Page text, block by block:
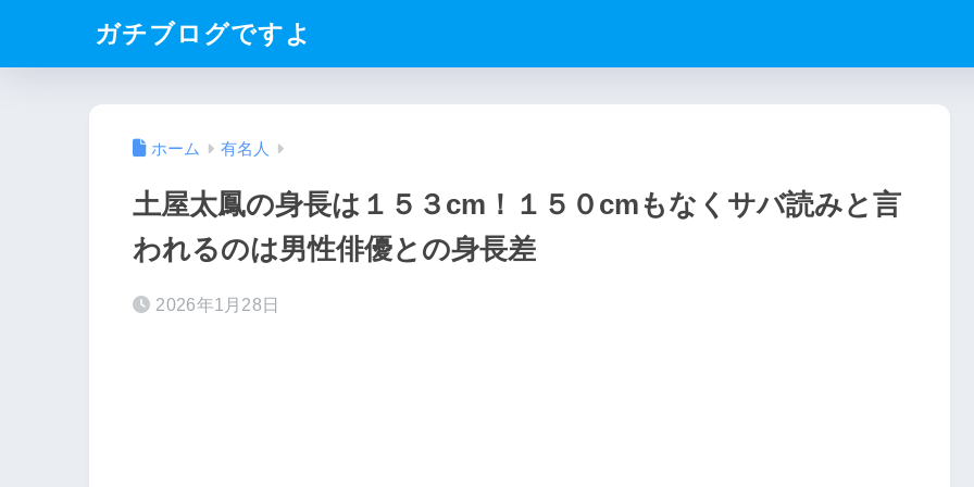
ガチブログですよ
ホーム 有名人
土屋太鳳の身長は１５３cm！１５０cmもなくサバ読みと言
われるのは男性俳優との身長差
2026年1月28日